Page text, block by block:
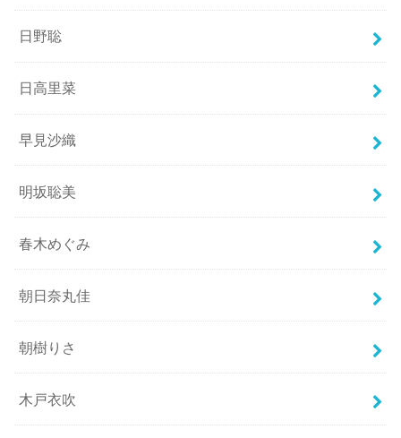
日野聡
日高里菜
早見沙織
明坂聡美
春木めぐみ
朝日奈丸佳
朝樹りさ
木戸衣吹